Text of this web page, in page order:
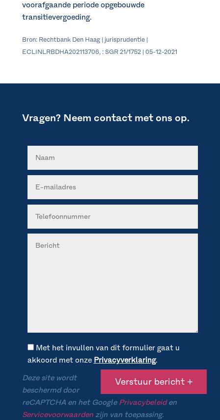
voorafgaande periode opgebouwde
transitievergoeding.
Bron: Rechtbank Den Haag | jurisprudentie |
ECLINLRBDHA202113706, : SGR 21/1752 | 05-12-2021
Vragen? Neem contact met ons op.
Met het invullen van dit formulier gaat u
akkoord met onze Privacyverklaring.
Deze site wordt
beschermd door
reCAPTCHA en het Google Privacybeleiden
Servicevoorwaardenzijn van toepassing.